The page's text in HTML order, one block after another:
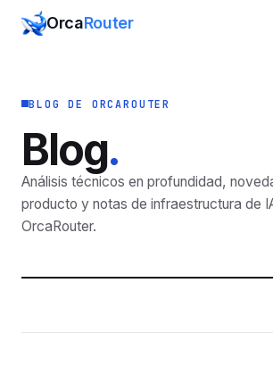
OrcaRouter
BLOG DE ORCAROUTER
Blog
Análisis técnicos en profundidad,
producto y notas de infraestructura de
OrcaRouter.